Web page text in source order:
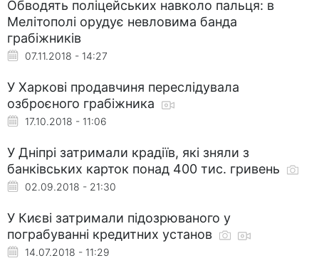
Обводять поліцейських навколо пальця: в
Мелітополі орудує невловима банда
грабіжників
07.11.2018 - 14:27
У Харкові продавчиня переслідувала
озброєного грабіжника
17.10.2018 - 11:06
У Дніпрі затримали крадіїв, які зняли з
банківських карток понад 400 тис. гривень
02.09.2018 - 21:30
У Києві затримали підозрюваного у
пограбуванні кредитних установ
14.07.2018 - 11:29